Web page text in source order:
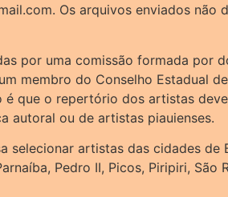
Os arquivos enviados não
por uma comissão formada por
membro do Conselho Estadual
é que o repertório dos artistas
autoral ou de artistas piauienses.
selecionar artistas das cidades de
Pedro II, Picos, Piripiri, São